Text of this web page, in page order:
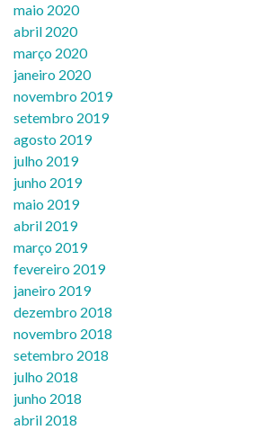
maio 2020
abril 2020
março 2020
janeiro 2020
novembro 2019
setembro 2019
agosto 2019
julho 2019
junho 2019
maio 2019
abril 2019
março 2019
fevereiro 2019
janeiro 2019
dezembro 2018
novembro 2018
setembro 2018
julho 2018
junho 2018
abril 2018